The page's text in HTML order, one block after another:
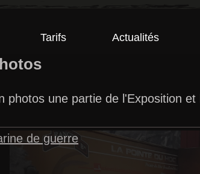
Tarifs Actualités
photos une partie de l'Exposition